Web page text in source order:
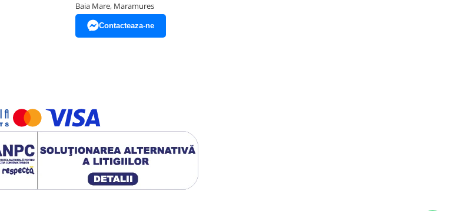
Baia Mare, Maramures
Contacteaza-ne